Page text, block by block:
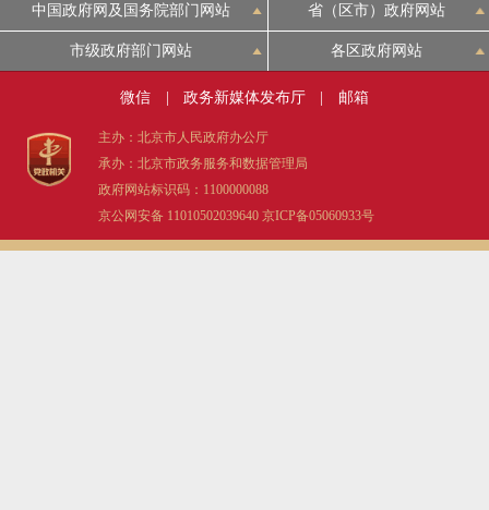
中国政府网及国务院部门网站 省（区市）政府网站
市级政府部门网站 各区政府网站
微信 政务新媒体发布厅 邮箱
主办：北京市人民政府办公厅
承办：北京市政务服务和数据管理局
政府网站标识码：1100000088
京公网安备 11010502039640 京ICP备05060933号